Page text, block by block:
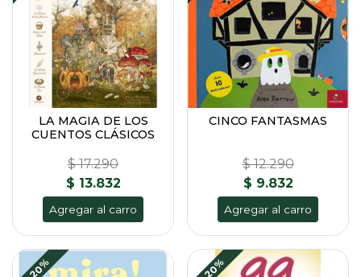
LA MAGIA DE LOS
CUENTOS CLÁSICOS
$ 17.290
$ 13.832
Agregar al carro
CINCO FANTASMAS
$ 12.290
$ 9.832
Agregar al carro
-20% -20%